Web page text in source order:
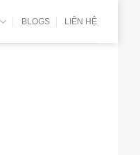
BLOGS LIÊN HỆ